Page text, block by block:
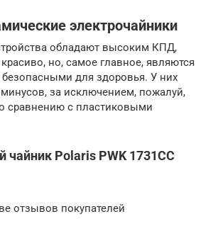
электрочайники
обладают высоким КПД,
но, самое главное, являются
для здоровья. У них
минусов, за исключением, пожалуй,
сравнению с пластиковыми
чайник Polaris PWK 1731CC
отзывов покупателей